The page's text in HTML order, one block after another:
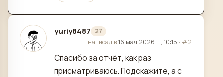
yuriy8487 27
отредактировано
написал в16 мая 2026 г., 10:15 · #2
Спасибо за отчёт, как раз
присматриваюсь. Подскажите, а с